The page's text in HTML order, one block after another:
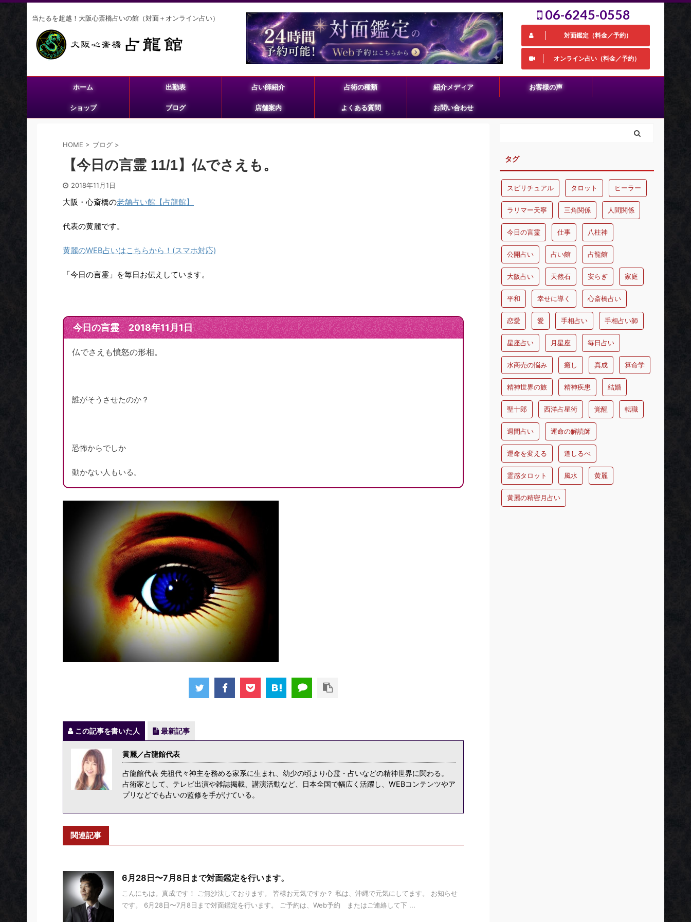
当たるを超越！大阪心斎橋占いの館（対面＋オンライン占い） 06-6245-0558
対面鑑定（料金／予約）
オンライン占い（料金／予約）
ホーム 出勤表 占い師紹介 占術の種類 紹介メディア お客様の声
ショップ ブログ 店舗案内 よくある質問 お問い合わせ
HOME > ブログ >
【今日の言霊 11/1】仏でさえも。
2018年11月1日
大阪・心斎橋の老舗占い館【占龍館】
代表の黄麗です。
黄麗のWEB占いはこちらから！(スマホ対応)
「今日の言霊」を毎日お伝えしています。
今日の言霊 2018年11月1日
仏でさえも憤怒の形相。
誰がそうさせたのか？
恐怖からでしか
動かない人もいる。
この記事を書いた人 最新記事
黄麗／占龍館代表
占龍館代表 先祖代々神主を務める家系に生まれ、幼少の頃より心霊・占いなどの精神世界に関わる。
占術家として、テレビ出演や雑誌掲載、講演活動など、日本全国で幅広く活躍し、WEBコンテンツやア
プリなどでも占いの監修を手がけている。
関連記事
6月28日〜7月8日まで対面鑑定を行います。
こんにちは。真成です！ ご無沙汰しております。 皆様お元気ですか？ 私は、沖縄で元気にしてます。 お知らせ
です。 6月28日〜7月8日まで対面鑑定を行います。 ご予約は、Web予約 またはご連絡して下 ...
タグ
スピリチュアル タロット ヒーラー
ラリマー天寧 三角関係 人間関係
今日の言霊 仕事 八柱神
公開占い 占い館 占龍館
大阪占い 天然石 安らぎ 家庭
平和 幸せに導く 心斎橋占い
恋愛 愛 手相占い 手相占い師
星座占い 月星座 毎日占い
水商売の悩み 癒し 真成 算命学
精神世界の旅 精神疾患 結婚
聖十郎 西洋占星術 覚醒 転職
週間占い 運命の解読師
運命を変える 道しるべ
霊感タロット 風水 黄麗
黄麗の精密月占い